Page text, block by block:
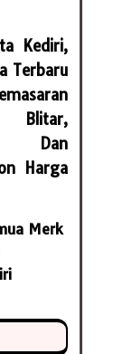
Kediri,
Terbaru
Blitar,
Dan
Harga
Merk